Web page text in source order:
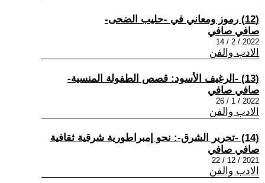
(12) رموز ومعاني في -حليب الضحى-
صافي صافي
2022 / 2 / 14
الادب والفن
(13) -الرغيف الأسود: قصص الطفولة المنسية-
صافي صافي
2022 / 1 / 26
الادب والفن
(14) -تحرير الشرق-: نحو إمبراطورية شرقية ثقافية
صافي صافي
2021 / 12 / 22
الادب والفن